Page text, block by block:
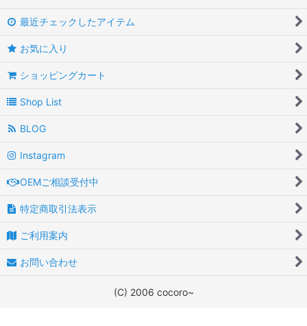
最近チェックしたアイテム
お気に入り
ショッピングカート
Shop List
BLOG
Instagram
OEMご相談受付中
特定商取引法表示
ご利用案内
お問い合わせ
(C) 2006 cocoro~